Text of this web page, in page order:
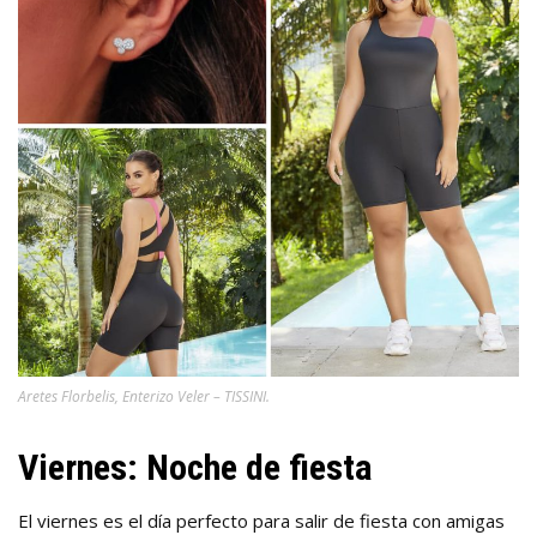
Aretes Florbelis, Enterizo Veler – TISSINI.
Viernes: Noche de fiesta
El viernes es el día perfecto para salir de fiesta con amigas